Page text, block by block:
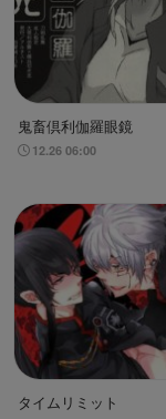
鬼畜倶利伽羅眼鏡
12.26 06:00
タイムリミット